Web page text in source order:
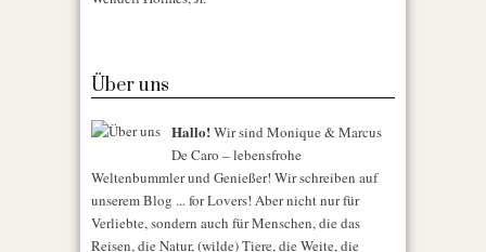
Über uns
Hallo!Wir sind Monique & Marcus
De Caro – lebensfrohe
Weltenbummler und Genießer! Wir schreiben auf
unserem Blog ... for Lovers! Aber nicht nur für
Verliebte, sondern auch für Menschen, die das
Reisen, die Natur, (wilde) Tiere, die Weite, die